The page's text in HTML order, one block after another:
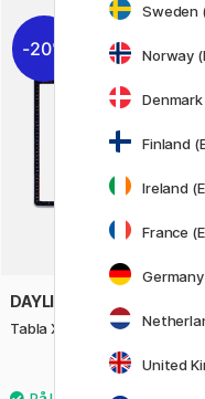
20%
DAYLIGHT
Tabla XL Lysbord A3
2195 KR
Sweden
Norway
Denmark
Finland
Ireland
France
Germany
United